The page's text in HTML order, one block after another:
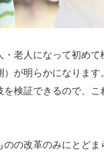
老人になって初め
が明らかになりま
検証できるので、
の改革のみにとど